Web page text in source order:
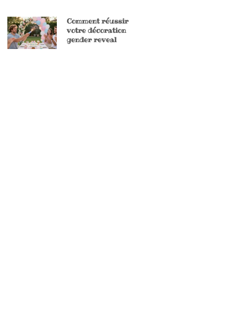
Comment réussir
votre décoration
gender reveal